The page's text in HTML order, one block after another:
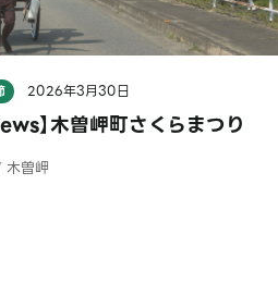
2026年3月30日
】木曽岬町さくらまつり
曽岬